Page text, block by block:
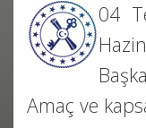
04
Amaç ve